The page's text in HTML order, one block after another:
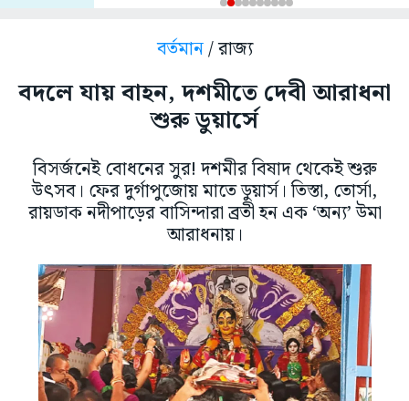
বর্তমান/ রাজ্য
বদলে যায় বাহন, দশমীতে দেবী আরাধনা
শুরু ডুয়ার্সে
বিসর্জনেই বোধনের সুর! দশমীর বিষাদ থেকেই শুরু
উৎসব। ফের দুর্গাপুজোয় মাতে ডুয়ার্স। তিস্তা, তোর্সা,
রায়ডাক নদীপাড়ের বাসিন্দারা ব্রতী হন এক ‘অন্য’ উমা
আরাধনায়।